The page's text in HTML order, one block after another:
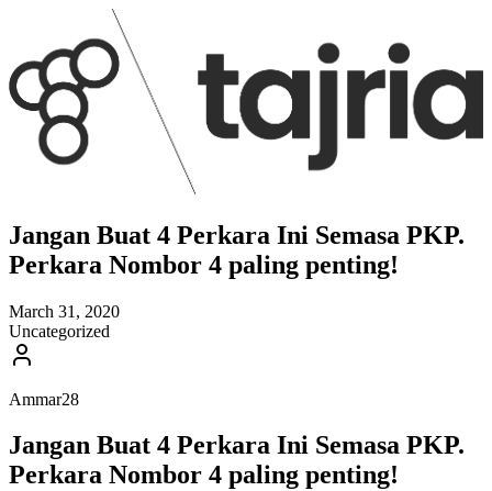
Jangan Buat 4 Perkara Ini Semasa PKP.
Perkara Nombor 4 paling penting!
March 31, 2020
Uncategorized
Ammar28
Jangan Buat 4 Perkara Ini Semasa PKP.
Perkara Nombor 4 paling penting!